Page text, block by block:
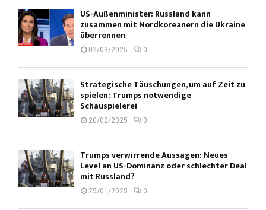
US-Außenminister: Russland kann
zusammen mit Nordkoreanern die Ukraine
überrennen
02/03/2025 0
Strategische Täuschungen, um auf Zeit zu
spielen: Trumps notwendige
Schauspielerei
20/02/2025 0
Trumps verwirrende Aussagen: Neues
Level an US-Dominanz oder schlechter Deal
mit Russland?
25/01/2025 0